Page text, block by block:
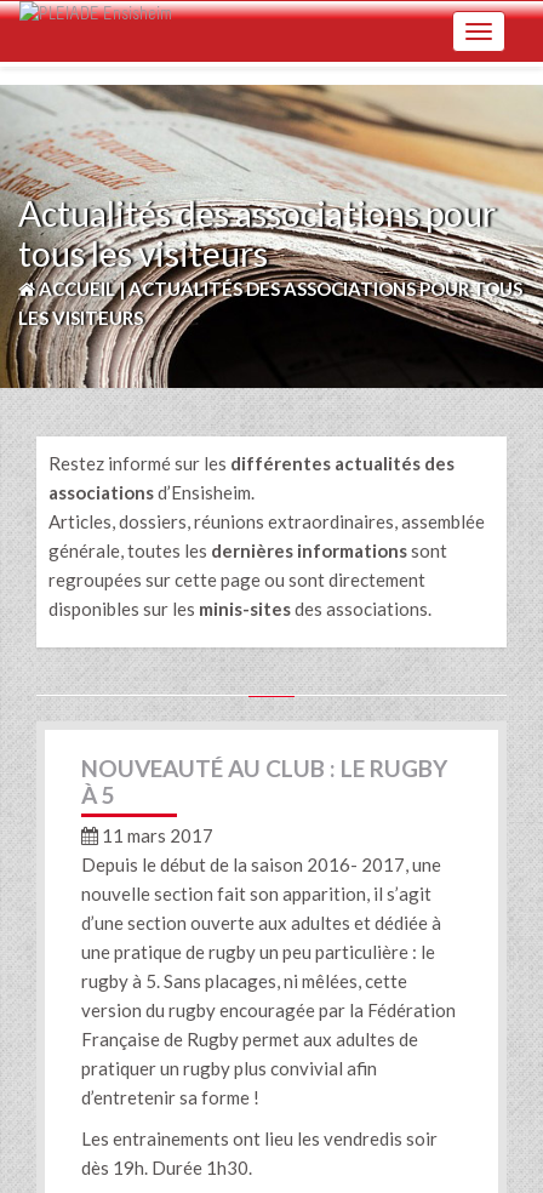
Skip
content
Toggle
Actualités des associations pour
tous les visiteurs
ACCUEIL|ACTUALITÉS DES ASSOCIATIONS POUR TOUS
LES VISITEURS
Restez informé sur les différentes actualités des
associationsd’Ensisheim.
Articles, dossiers, réunions extraordinaires, assemblée
générale, toutes les dernières informationssont
regroupées sur cette page ou sont directement
disponibles sur les minis-sitesdes associations.
NOUVEAUTÉ AU CLUB : LE RUGBY
À 5
11 mars 2017
Depuis le début de la saison 2016- 2017, une
nouvelle section fait son apparition, il s’agit
d’une section ouverte aux adultes et dédiée à
une pratique de rugby un peu particulière : le
rugby à 5. Sans placages, ni mêlées, cette
version du rugby encouragée par la Fédération
Française de Rugby permet aux adultes de
pratiquer un rugby plus convivial afin
d’entretenir sa forme !
Les entrainements ont lieu les vendredis soir
dès 19h. Durée 1h30.